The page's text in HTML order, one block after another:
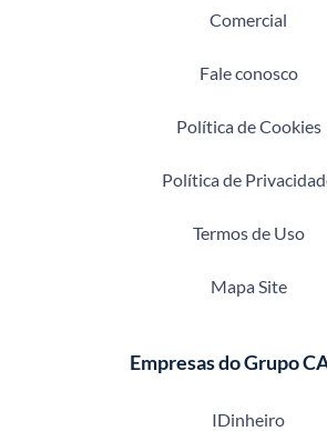
Comercial
Fale conosco
Política de Cookies
Política de
Termos de Uso
Mapa Site
Empresas do Grupo
IDinheiro